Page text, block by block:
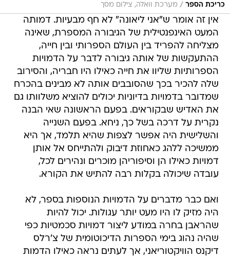
כריכת הספר / מערכת וואלה, צילום מסך
אין זה אומר ש"אני ליאונה" לא חף מבעיות. דמותה
המעט האינפנטילית של הגיבורה המספרת, שאינה
מצליחה להפריד בין העולם הספרותי ובין חייה,
ההתעקשות של אותה גיבורה לדבר על הדמויות
הספרותיות שליוו את חייה כאילו היו חבריה, והסירוב
שלה להכיר בכך שהסובבים אותה לא מבינים בהכרח
שמדובר בדמויות בדיוניות יכולים להוציא משלוותו גם
את האדיש שבקוראים. בפעם הראשונה שאי הבנה
נקרית על דרכה בשל כך, ניחא. בפעם השנייה
והשלישית היה אפשר לצפות שהיא תלמד, אך היא
ממשיכה ללהג כאחוזת דיבוק ולהתייחס אל אותן
דמויות כאילו הן וסיפוריהן מוכרים ונהירים לכל,
עובדה שיכולה בקלות רבה להתיש את הקורא.
ואם כבר מדברים על הדמויות הנוספות בספר, לא
היה מזיק לו היו מעט יותר עגולות. יכול להיות
שהראבן בחרה במודע ליצור דמויות סכמטיות כפי
שהיה נהוג בימי הספרות הדיכוטומית של צ'רלס
דיקנס הוויקטוריאני, אך לעתים נראה כאילו הדמות